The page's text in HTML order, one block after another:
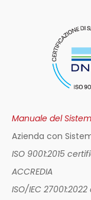
Manuale del
Azienda con
ISO 9001:2015
ACCREDIA
ISO/IEC